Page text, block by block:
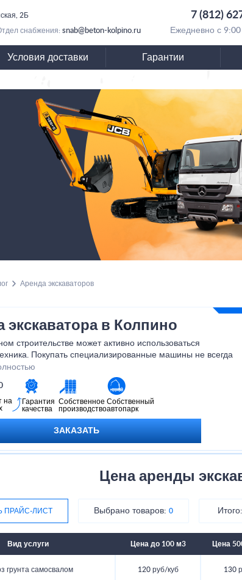
2Б 7 (812)
снабжения: snab@beton-kolpino.ru Ежедневно с
Условия доставки Гарантии
Аренда экскаваторов
экскаватора в Колпино
строительстве может активно использоваться
Покупать специализированные машины не всегда
для снижения стоимости и увеличения
строительных процессов может потребоваться
погрузчика. Наша компания предлагает
в Колпино и Ленинградской области без оператора-
надежная и многофункциональная техника
на
Гарантия
качества
Собственное
производство
Собственный
автопарк
ЗАКАЗАТЬ
Цена аренды
ПРАЙС-ЛИСТ Выбрано товаров: 0
Вид услуги Цена до 100 м3 Цена
грунта самосвалом 120 руб/куб 130